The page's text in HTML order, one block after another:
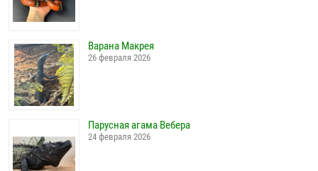
Варана Макрея
26 февраля 2026
Парусная агама Вебера
24 февраля 2026